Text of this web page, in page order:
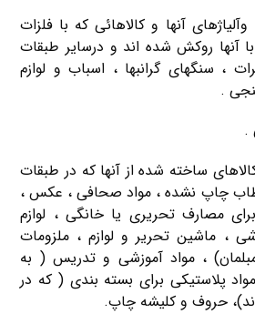
وآلیاژهای آنها و كالاهائی كه با فلزات
آنها روكش شده اند و درسایر طبقات
، سنگهای گرانبها ، اسباب و لوازم
.
و كالاهای ساخته شده از آنها كه در طبقات
چاپ نشده ، مواد صحافی ، عكس ،
مصارف تحریری یا خانگی ، لوازم
، ماشین تحریر و لوازم ، ملزومات
، مواد آموزشی و تدریس ( به
پلاستیكی برای بسته بندی ( كه در
حروف و كلیشه چاپ.